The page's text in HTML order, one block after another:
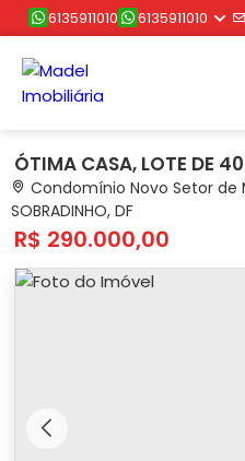
6135911010 6135911010
ÓTIMA CASA, LOTE DE
Condomínio Novo Setor de
SOBRADINHO, DF
R$ 290.000,00